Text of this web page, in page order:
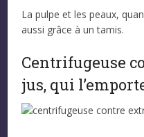
La pulpe et les peaux,
aussi grâce à un tamis.
Centrifugeuse
jus, qui